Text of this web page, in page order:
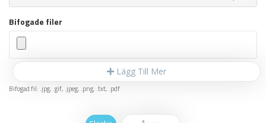
Bifogade filer
Lägg Till Mer
Bifogad fil: .jpg, .gif, .jpeg, .png, .txt, .pdf